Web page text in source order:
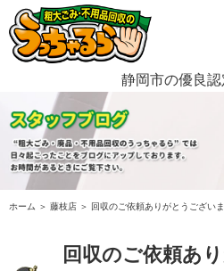
静岡市の優良
ホーム ＞ 藤枝店 ＞ 回収のご依頼ありがとうござい
回収のご依頼あ